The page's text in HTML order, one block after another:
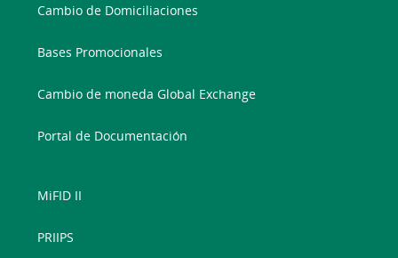
Cambio de Domiciliaciones
Bases Promocionales
Cambio de moneda Global Exchange
Portal de Documentación
MiFID II
PRIIPS